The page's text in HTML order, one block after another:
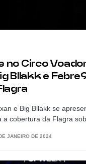
no Circo
Bllakk e
e Big Bllakk se
a cobertura da Flagra
JANEIRO DE 2024